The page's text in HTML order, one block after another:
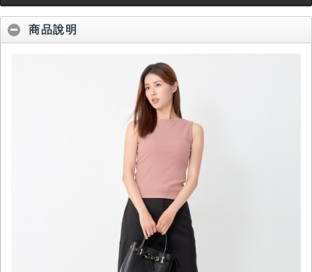
商品說明